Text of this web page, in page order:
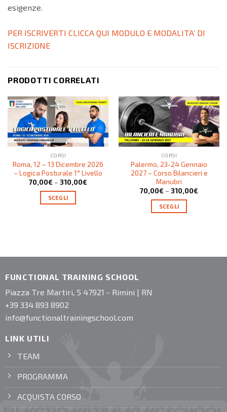
esigenze.
PER ISCRIVERTI CLICCA QUI MODULO E MODALITA’ DI
ISCRIZIONE
PRODOTTI CORRELATI
CORSI
Roma, 12 – 13 Dicembre 2026
– Logica Posturale 1° Livello
70,00€ – 310,00€
SCEGLI
CORSI
Palermo, 23-24 Gennaio
2027 – Corso Bilancieri e
Manubri
70,00€ – 310,00€
SCEGLI
FUNCTIONAL TRAINING SCHOOL
Piazza Tre Martiri, 5 47921 - Rimini | RN
+39 334 893 8902
info@functionaltrainingschool.com
LINK UTILI
TEAM
PROGRAMMA
ACQUISTA CORSO